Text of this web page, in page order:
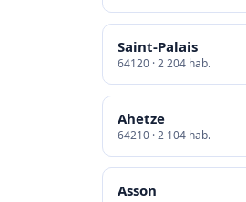
Saint-Palais
64120 · 2 204 hab.
Ahetze
64210 · 2 104 hab.
Asson